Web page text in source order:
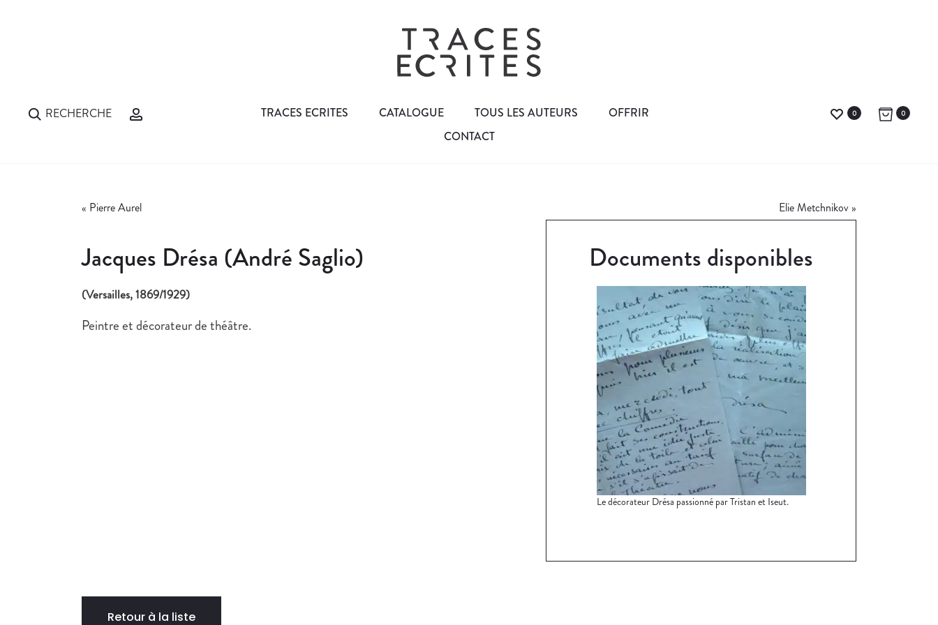
RECHERCHE TRACES ECRITES CATALOGUE TOUS LES AUTEURS
OFFRIR
CONTACT
0 0
« Pierre Aurel Elie Metchnikov »
Jacques Drésa (André Saglio)
(Versailles, 1869/1929)
Peintre et décorateur de théâtre.
Documents disponibles
Le décorateur Drésa passionné par Tristan et Iseut.
Retour à la liste